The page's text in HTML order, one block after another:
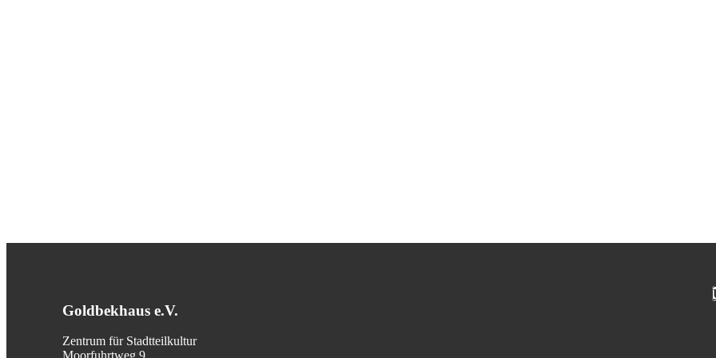
Goldbekhaus e.V.
Zentrum für Stadtteilkultur
Moorfuhrtweg 9